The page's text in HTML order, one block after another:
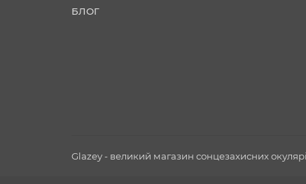
БЛОГ
Glazey - великий магазин сонцезахисних